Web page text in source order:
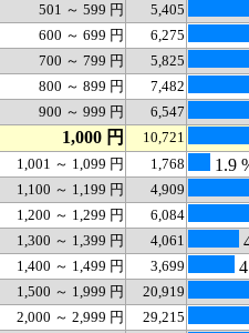
501 ～ 599 円
5,405
600 ～ 699 円
6,275
700 ～ 799 円
5,825
800 ～ 899 円
7,482
900 ～ 999 円
6,547
1,000 円
10,721
1,001 ～ 1,099 円
1,768 1.9
1,100 ～ 1,199 円 4,909
1,200 ～ 1,299 円
6,084
1,300 ～ 1,399 円
4,061
1,400 ～ 1,499 円 3,699
1,500 ～ 1,999 円
20,919
2,000 ～ 2,999 円
29,215